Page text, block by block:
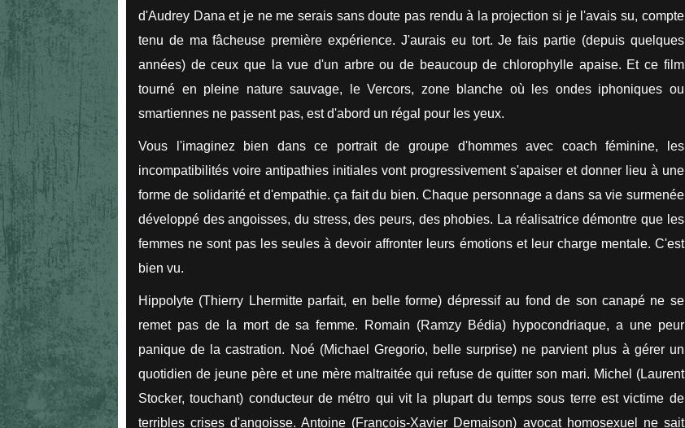
d'Audrey Dana et je ne me serais sans doute pas rendu à la projection si je l'avais su, compte
tenu de ma fâcheuse première expérience. J'aurais eu tort. Je fais partie (depuis quelques
années) de ceux que la vue d'un arbre ou de beaucoup de chlorophylle apaise. Et ce film
tourné en pleine nature sauvage, le Vercors, zone blanche où les ondes iphoniques ou
smartiennes ne passent pas, est d'abord un régal pour les yeux.
Vous l'imaginez bien dans ce portrait de groupe d'hommes avec coach féminine, les
incompatibilités voire antipathies initiales vont progressivement s'apaiser et donner lieu à une
forme de solidarité et d'empathie. ça fait du bien. Chaque personnage a dans sa vie surmenée
développé des angoisses, du stress, des peurs, des phobies. La réalisatrice démontre que les
femmes ne sont pas les seules à devoir affronter leurs émotions et leur charge mentale. C'est
bien vu.
Hippolyte (Thierry Lhermitte parfait, en belle forme) dépressif au fond de son canapé ne se
remet pas de la mort de sa femme. Romain (Ramzy Bédia) hypocondriaque, a une peur
panique de la castration. Noé (Michael Gregorio, belle surprise) ne parvient plus à gérer un
quotidien de jeune père et une mère maltraitée qui refuse de quitter son mari. Michel (Laurent
Stocker, touchant) conducteur de métro qui vit la plupart du temps sous terre est victime de
terribles crises d'angoisse. Antoine (François-Xavier Demaison) avocat homosexuel ne sait